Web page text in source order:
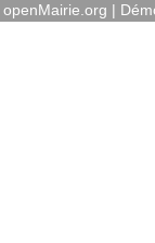
openMairie.org |